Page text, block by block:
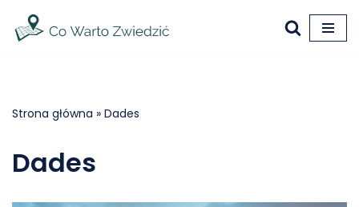
Przejdź
Strona główna » Dades
Dades